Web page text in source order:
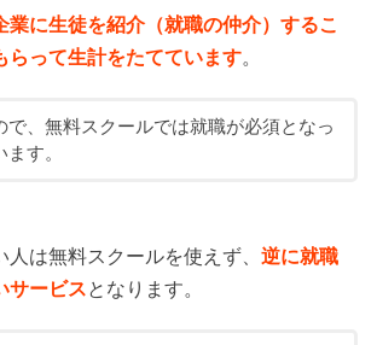
業に生徒を紹介（就職の仲介）するこ
らって生計をたてています。
で、無料スクールでは就職が必須となっ
ます。
人は無料スクールを使えず、逆に就職
サービスとなります。